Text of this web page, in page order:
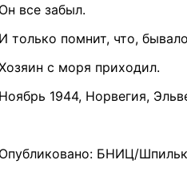
Он все забыл.
И только помнит, что,
с моря приходил.
Ноябрь 1944, Норвегия,
Опубликовано: БНИЦ/